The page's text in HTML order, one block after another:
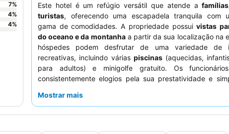
Este hotel é um refúgio versátil que atende afamílias
turistas, oferecendo uma escapadela tranquila com
gama de comodidades. A propriedade possuivistas
do oceano e da montanhaa partir da sua localização na
hóspedes podem desfrutar de uma variedade de
recreativas, incluindo várias piscinas(aquecidas,
para adultos) e minigolfe gratuito. Os
consistentemente elogios pela sua prestatividade e
e com preços razoáveis. Para uma experiência
Mostrar mais
7%
4%
4%